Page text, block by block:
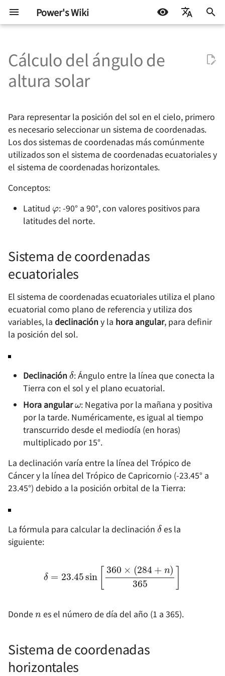
Power's Wiki
c
a
l
i
o
q
u
e
Diseño de hardware Fundamentos
Control de motores
Protocolos de
comunicación
Integridad de señal y
energía
Software y herramientas
Protocolos de prueba
Fundamentos de prueba
ATE
Prueba de señal mixta
ATE
Desarrollo incrustado STM32
Docker
Miscelánea
Aprendizaje Automático
机器学习入门 - 基础流程
机器学习入门 模型评估指
Otros
Sistema de coordenadas
ecuatoriales
horizontales
Tiempo legal y tiempo solar
verdadero
agradecimientos
探索之路 - 2022 小记
有限与无限世界
硬件行业趋势与个人的选择
现代都市与末日田园
雨
当下与永恒
RoboMaster 赛后随笔
关于新能源行业的一些观点
为什么要抵制智能推荐算法
买了一台 NAS
如何不长痘
Hello blog
Autohospedaje
Construye tu propio
aplicaciones
autohospedadas
(Docker)
Guía de Inicio de ESXi
Synology en Linux para
ampliar el espacio (NFS)
Acceso a un NAS
RSS con RSSHub en
Synology Docker
Configuración de
Bitwarden como
certificados de dominio
(Docker en Synology)
biblioteca en línea con
Calibre en Synology
(Docker)
Automáticamente
Contenedores en
Flujo técnico
Por qué necesitas una
conocimientos personal -
Basada en Docusaurus
Cómo escribir un
currículum utilizando
Auto-i18n: Using the
Automatic Multilingual
Registro de
Guía de Implementación
Sencilla de Docusaurus
Sincronización de datos
la nube con Rclone
Normas de Formato de
Texto Personal
efímeros
Cómo ejecutar VS Code
iPad
MkDocs
Recomendaciones de
Software (Antiguo)
Personal (Windows)
Guía de Configuración
Mínima de Hugo
Algunos consejos y
trucos
Comandos Comunes de
Activar la descarga en
paralelo en Chrome
Eliminar la
Evitar la conversión
Implementing HTTPS
Access with Synology's
Solución al problema de
pérdida de información
tiempo al exportar desde
con gitignore
en la Impresión 3D
Cómo actualizar
masiva
Cómo escribir artículos
WeChat utilizando
Cómo eliminar
Cómo agregar efectos
especiales a los
Linux
Cálculo del ángulo de
altura solar
Para representar la posición del sol en el cielo, primero
es necesario seleccionar un sistema de coordenadas.
Los dos sistemas de coordenadas más comúnmente
utilizados son el sistema de coordenadas ecuatoriales y
el sistema de coordenadas horizontales.
Conceptos:
Latitud
: -90° a 90°, con valores positivos para
latitudes del norte.
Sistema de coordenadas
ecuatoriales
El sistema de coordenadas ecuatoriales utiliza el plano
ecuatorial como plano de referencia y utiliza dos
variables, la declinación y la hora angular, para definir
la posición del sol.
Declinación
δ
: Ángulo entre la línea que conecta la
Tierra con el sol y el plano ecuatorial.
Hora angular
ω
: Negativa por la mañana y positiva
por la tarde. Numéricamente, es igual al tiempo
transcurrido desde el mediodía (en horas)
multiplicado por 15°.
La declinación varía entre la línea del Trópico de
Cáncer y la línea del Trópico de Capricornio (-23.45° a
23.45°) debido a la posición orbital de la Tierra:
La fórmula para calcular la declinación
δ
es la
siguiente:
360× (284+n ) 365]
Donde es el número de día del año (1 a 365).
Sistema de coordenadas
horizontales